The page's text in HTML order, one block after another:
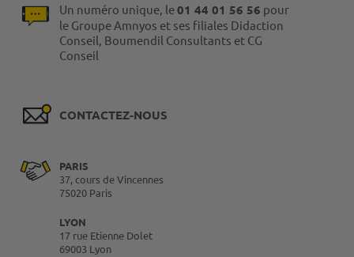
Un numéro unique, le01 44 01 56 56 pour
le Groupe Amnyos et ses filiales Didaction
Conseil, Boumendil Consultants et CG
Conseil
CONTACTEZ-NOUS
PARIS
37, cours de Vincennes
75020 Paris
LYON
17 rue Etienne Dolet
69003 Lyon